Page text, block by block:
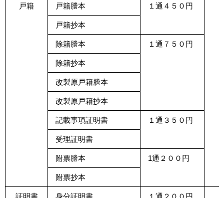
戸籍 戸籍謄本 １通４５０円
戸籍抄本
除籍謄本 １通７５０円
除籍抄本
改製原戸籍謄本
改製原戸籍抄本
記載事項証明書 １通３５０円
受理証明書
附票謄本 1通２００円
附票抄本
証明書 身分証明書 １通２００円